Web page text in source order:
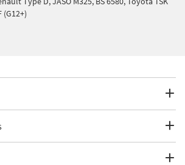
(G12+)
20L NAT